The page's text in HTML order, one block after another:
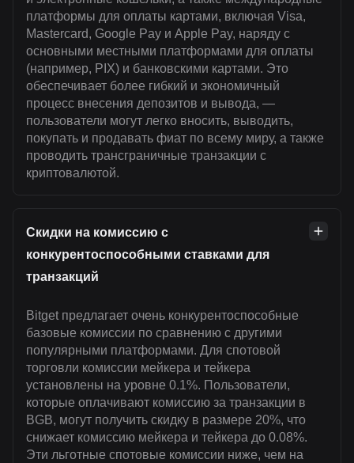
платформы для оплаты картами, включая Visa,
Mastercard, Google Pay и Apple Pay, наряду с
основными местными платформами для оплаты
(например, PIX) и банковскими картами. Это
обеспечивает более гибкий и экономичный
процесс внесения депозитов и вывода, —
пользователи могут легко вносить, выводить,
покупать и продавать фиат по всему миру, а также
проводить трансграничные транзакции с
криптовалютой.
Скидки на комиссию с
конкурентоспособными ставками для
транзакций
Bitget предлагает очень конкурентоспособные
базовые комиссии по сравнению с другими
популярными платформами. Для спотовой
торговли комиссии мейкера и тейкера
установлены на уровне 0.1%. Пользователи,
которые оплачивают комиссию за транзакции в
BGB, могут получить скидку в размере 20%, что
снижает комиссию мейкера и тейкера до 0.08%.
Эти льготные спотовые комиссии ниже, чем на